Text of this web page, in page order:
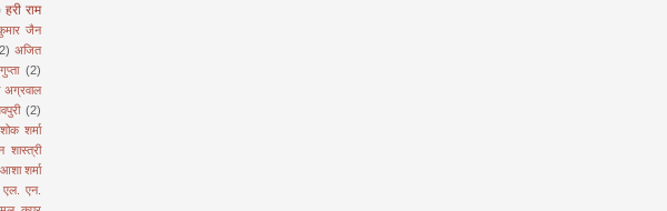
हरी राम
जैन
अजित
(2)
अग्रवाल
(2)
शर्मा
शास्त्री
आशा शर्मा
एल. एन.